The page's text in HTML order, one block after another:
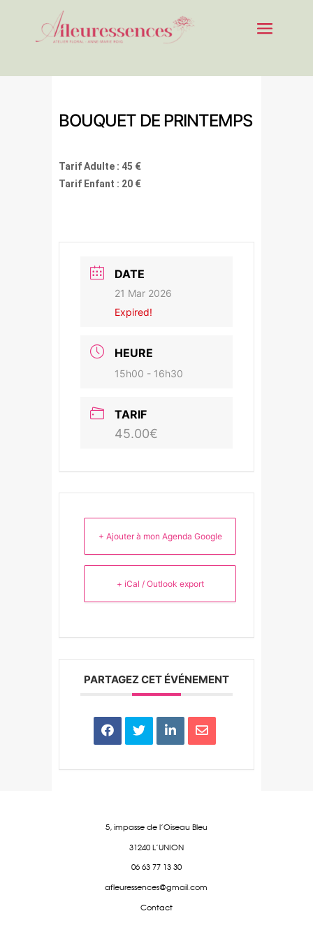
BOUQUET DE PRINTEMPS
Tarif Adulte : 45 €
Tarif Enfant : 20 €
DATE
21 Mar 2026
Expired!
HEURE
15h00 - 16h30
TARIF
45.00€
+ Ajouter à mon Agenda Google
+ iCal / Outlook export
PARTAGEZ CET ÉVÉNEMENT
5, impasse de l'Oiseau Bleu
31240 L'UNION
06 63 77 13 30
afleuressences@gmail.com
Contact